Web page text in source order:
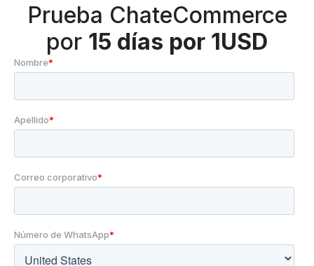
Prueba ChateCommerce
por 15 días por 1USD